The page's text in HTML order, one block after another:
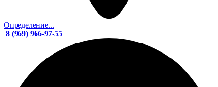
Определение...
8 (969) 966-97-55